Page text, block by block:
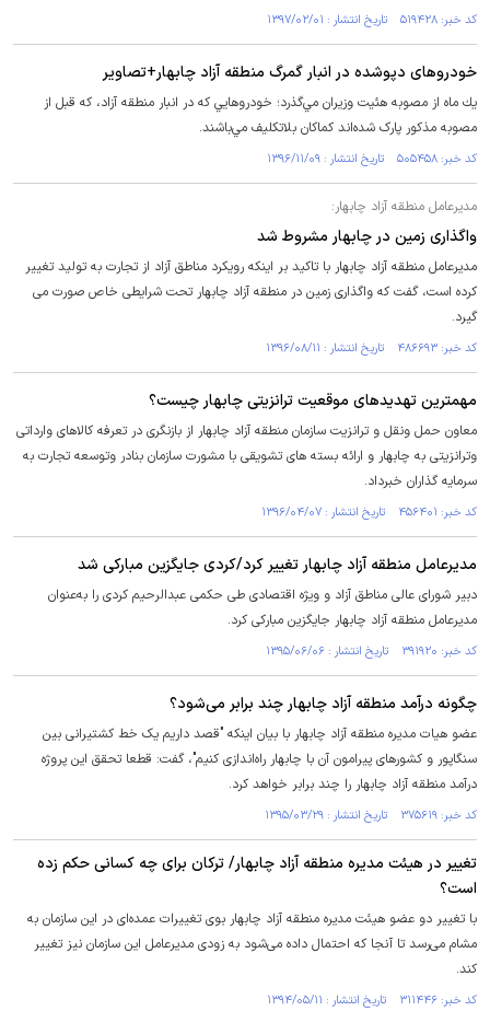
کد خبر: ۵۱۹۴۲۸ تاریخ انتشار : ۱۳۹۷/۰۲/۰۱
خودروهای دپوشده در انبار گمرگ منطقه آزاد چابهار+تصاویر
يك ماه از مصوبه هئيت وزيران مي‌گذرد؛ خودروهايي كه در انبار منطقه آزاد، كه قبل از
مصوبه مذكور پارک شده‌اند كماكان بلاتكليف مي‌باشند‌.
کد خبر: ۵۰۵۴۵۸ تاریخ انتشار : ۱۳۹۶/۱۱/۰۹
مدیرعامل منطقه آزاد چابهار:
واگذاری زمین در چابهار مشروط شد
مدیرعامل منطقه آزاد چابهار با تاکید بر اینکه رویکرد مناطق آزاد از تجارت به تولید تغییر
کرده است، گفت که واگذاری زمین در منطقه آزاد چابهار تحت شرایطی خاص صورت می
گیرد.
کد خبر: ۴۸۶۶۹۳ تاریخ انتشار : ۱۳۹۶/۰۸/۱۱
مهمترین تهدیدهای موقعیت ترانزیتی چابهار چیست؟
معاون حمل ونقل و ترانزیت سازمان منطقه آزاد چابهار از بازنگری در تعرفه کالاهای وارداتی
وترانزیتی به چابهار و ارائه بسته های تشویقی با مشورت سازمان بنادر وتوسعه تجارت به
سرمایه گذاران خبرداد.
کد خبر: ۴۵۶۴۰۱ تاریخ انتشار : ۱۳۹۶/۰۴/۰۷
مدیرعامل منطقه آزاد چابهار تغییر کرد/کردی جایگزین مبارکی شد
دبیر شورای عالی مناطق آزاد و ویژه اقتصادی طی حکمی عبدالرحیم کردی را به‌عنوان
مدیرعامل منطقه آزاد چابهار جایگزین مبارکی کرد.
کد خبر: ۳۹۱۹۲۰ تاریخ انتشار : ۱۳۹۵/۰۶/۰۶
چگونه درآمد منطقه آزاد چابهار چند برابر می‌‌‌‌‌‌‌شود؟
عضو هیات مدیره منطقه آزاد چابهار با بیان اینکه "قصد داریم یک خط کشتیرانی بین
سنگاپور و کشورهای پیرامون آن با چابهار راه‌اندازی کنیم"، گفت: قطعا تحقق این پروژه
درآمد منطقه آزاد چابهار را چند برابر خواهد کرد.
کد خبر: ۳۷۵۶۱۹ تاریخ انتشار : ۱۳۹۵/۰۳/۲۹
تغییر در هیئت مدیره منطقه آزاد چابهار/ ترکان برای چه کسانی حکم زده
است؟
با تغییر دو عضو هیئت مدیره منطقه آزاد چابهار بوی تغییرات عمده‌ای در این سازمان به
مشام می‌رسد تا آنجا که احتمال داده می‌شود به زودی مدیرعامل این سازمان نیز تغییر
کند.
کد خبر: ۳۱۱۴۴۶ تاریخ انتشار : ۱۳۹۴/۰۵/۱۱